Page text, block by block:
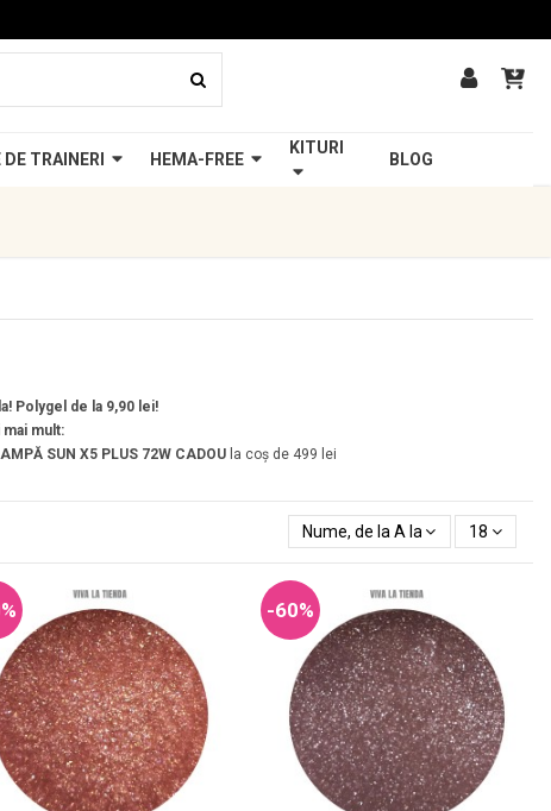
TRAINERI HEMA-FREE
KITURI
BLOG
Polygel de la 9,90 lei!
mult:
SUN X5 PLUS 72W CADOU la coș de 499 lei
Nume, de la A la Z 18
-60%